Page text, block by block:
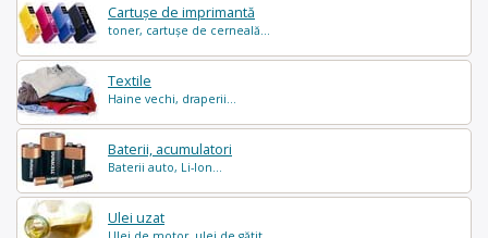
Cartușe de imprimantă
toner, cartușe de cerneală...
Textile
Haine vechi, draperii...
Baterii, acumulatori
Baterii auto, Li-Ion...
Ulei uzat